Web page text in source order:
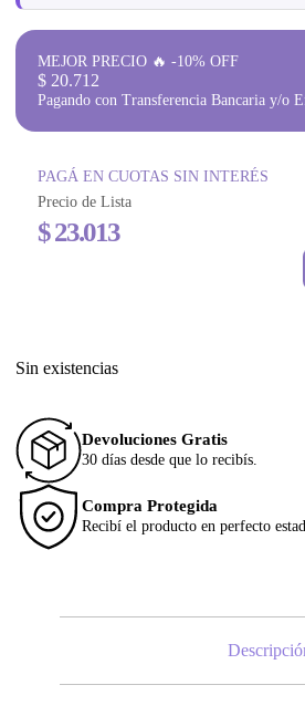
MEJOR PRECIO 🔥 -10% OFF
$ 20.712
Pagando con Transferencia Bancaria y/o
PAGÁ EN CUOTAS SIN INTERÉS
Precio de Lista
$23.013
Sin existencias
Devoluciones Gratis
30 días desde que lo recibís.
Compra Protegida
Recibí el producto en perfecto